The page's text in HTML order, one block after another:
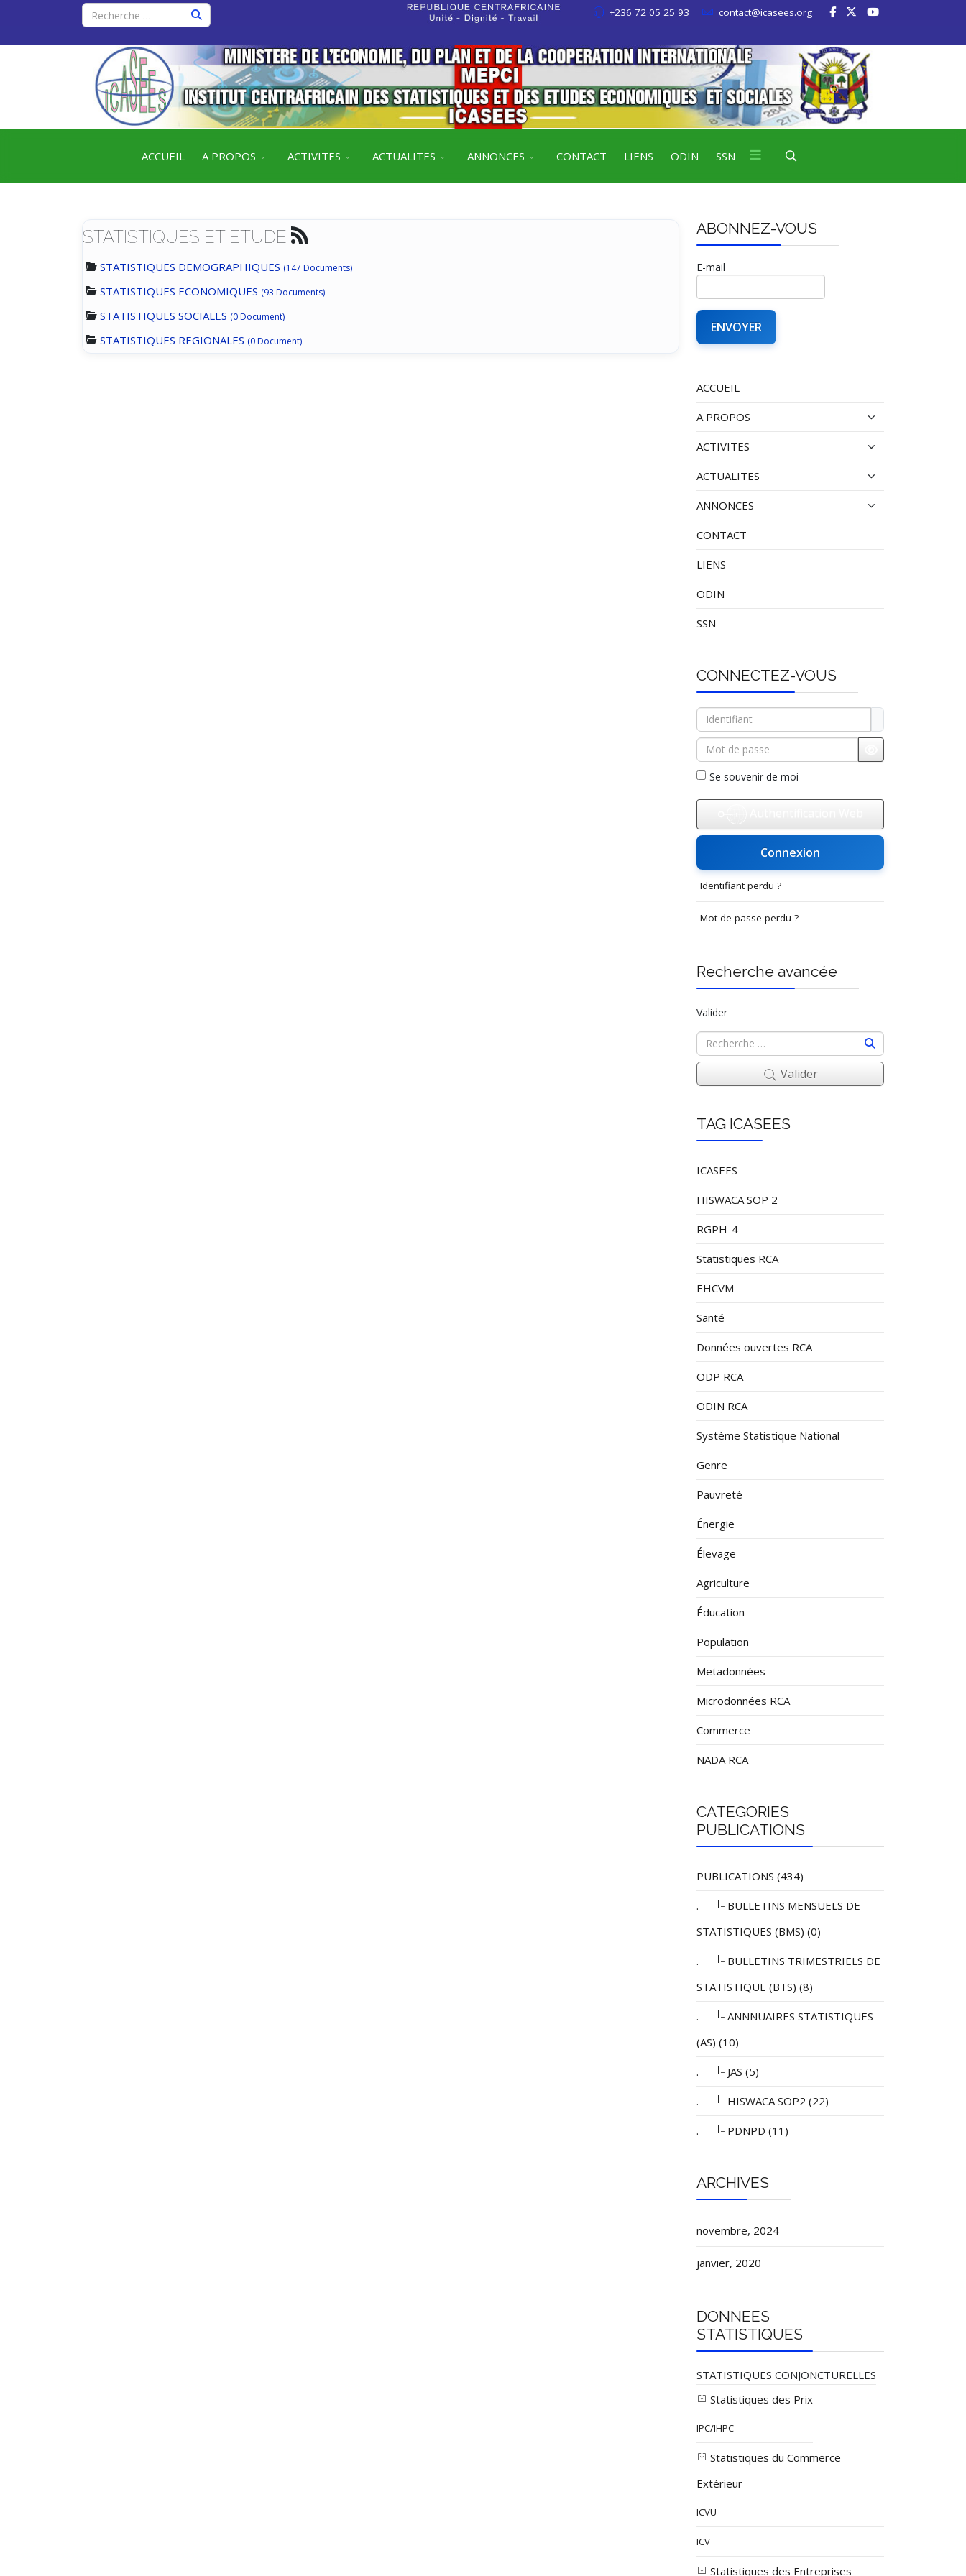
+236 72 05 25 93 contact@icasees.org
ACCUEIL A PROPOS ACTIVITES ACTUALITES ANNONCES CONTACT LIENS ODIN SSN
STATISTIQUES ET ETUDE
STATISTIQUES DEMOGRAPHIQUES (147 Documents)
STATISTIQUES ECONOMIQUES (93 Documents)
STATISTIQUES SOCIALES (0 Document)
STATISTIQUES REGIONALES (0 Document)
ABONNEZ-VOUS
E-mail
ACCUEIL
A PROPOS
ACTIVITES
ACTUALITES
ANNONCES
CONTACT
LIENS
ODIN
SSN
CONNECTEZ-VOUS
Identifiant
Mot de passe
Afficher le mot
Se souvenir de moi
Connexion
Identifiant perdu ?
Mot de passe perdu ?
Recherche avancée
Valider
Valider
TAG ICASEES
ICASEES
HISWACA SOP 2
RGPH-4
Statistiques RCA
EHCVM
Santé
Données ouvertes RCA
ODP RCA
ODIN RCA
Système Statistique National
Genre
Pauvreté
Énergie
Élevage
Agriculture
Éducation
Population
Metadonnées
Microdonnées RCA
Commerce
NADA RCA
CATEGORIES
PUBLICATIONS
PUBLICATIONS (434)
. |_
BULLETINS MENSUELS DE
STATISTIQUES (BMS) (0)
. |_
BULLETINS TRIMESTRIELS DE
STATISTIQUE (BTS) (8)
. |_
ANNNUAIRES STATISTIQUES
(AS) (10)
. |_ JAS (5)
. |_ HISWACA SOP2 (22)
. |_ PDNPD (11)
ARCHIVES
novembre, 2024
janvier, 2020
DONNEES
STATISTIQUES
STATISTIQUES CONJONCTURELLES
Statistiques des Prix
IPC/IHPC
Statistiques du Commerce
Extérieur
ICVU
ICV
Statistiques des Entreprises